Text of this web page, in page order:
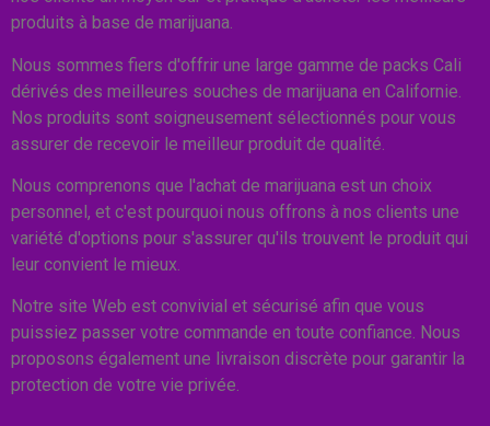
produits à base de marijuana.
Nous sommes fiers d'offrir une large gamme de packs Cali
dérivés des meilleures souches de marijuana en Californie.
Nos produits sont soigneusement sélectionnés pour vous
assurer de recevoir le meilleur produit de qualité.
Nous comprenons que l'achat de marijuana est un choix
personnel, et c'est pourquoi nous offrons à nos clients une
variété d'options pour s'assurer qu'ils trouvent le produit qui
leur convient le mieux.
Notre site Web est convivial et sécurisé afin que vous
puissiez passer votre commande en toute confiance. Nous
proposons également une livraison discrète pour garantir la
protection de votre vie privée.